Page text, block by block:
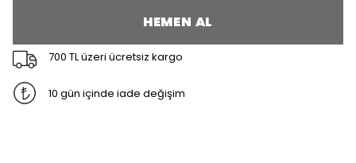
HEMEN AL
700 TL üzeri ücretsiz kargo
10 gün içinde iade değişim